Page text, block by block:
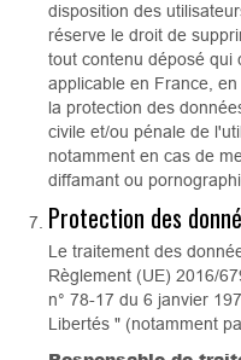
disposition des
réserve le droit de
tout contenu déposé qui
applicable en France,
la protection des
civile et/ou pénale de
notamment en cas de
diffamant ou
Protection des
Le traitement des
Règlement (UE) 2016/
n° 78-17 du 6 janvier
Libertés " (notamment